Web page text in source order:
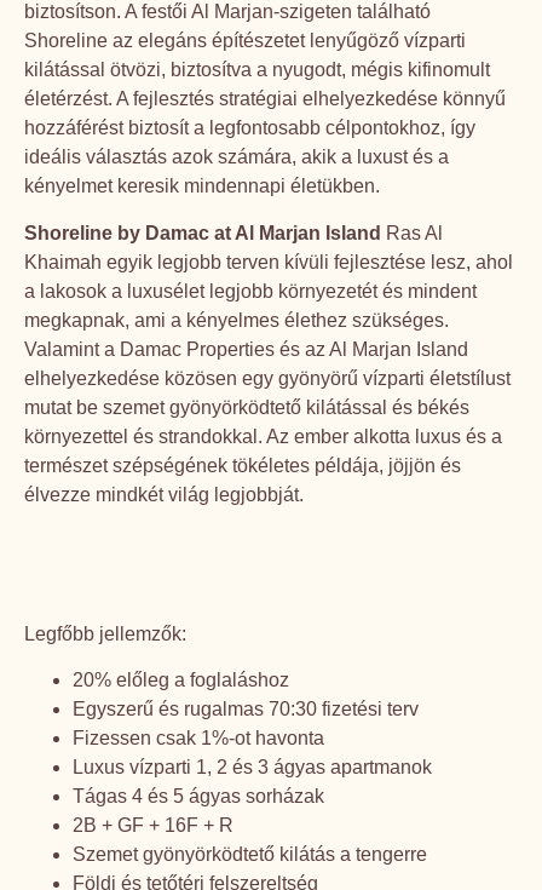
biztosítson. A festői Al Marjan-szigeten található
Shoreline az elegáns építészetet lenyűgöző vízparti
kilátással ötvözi, biztosítva a nyugodt, mégis kifinomult
életérzést. A fejlesztés stratégiai elhelyezkedése könnyű
hozzáférést biztosít a legfontosabb célpontokhoz, így
ideális választás azok számára, akik a luxust és a
kényelmet keresik mindennapi életükben.
Shoreline by Damac at Al Marjan Island Ras Al
Khaimah egyik legjobb terven kívüli fejlesztése lesz, ahol
a lakosok a luxusélet legjobb környezetét és mindent
megkapnak, ami a kényelmes élethez szükséges.
Valamint a Damac Properties és az Al Marjan Island
elhelyezkedése közösen egy gyönyörű vízparti életstílust
mutat be szemet gyönyörködtető kilátással és békés
környezettel és strandokkal. Az ember alkotta luxus és a
természet szépségének tökéletes példája, jöjjön és
élvezze mindkét világ legjobbját.
Legfőbb jellemzők:
20% előleg a foglaláshoz
Egyszerű és rugalmas 70:30 fizetési terv
Fizessen csak 1%-ot havonta
Luxus vízparti 1, 2 és 3 ágyas apartmanok
Tágas 4 és 5 ágyas sorházak
2B + GF + 16F + R
Szemet gyönyörködtető kilátás a tengerre
Földi és tetőtéri felszereltség